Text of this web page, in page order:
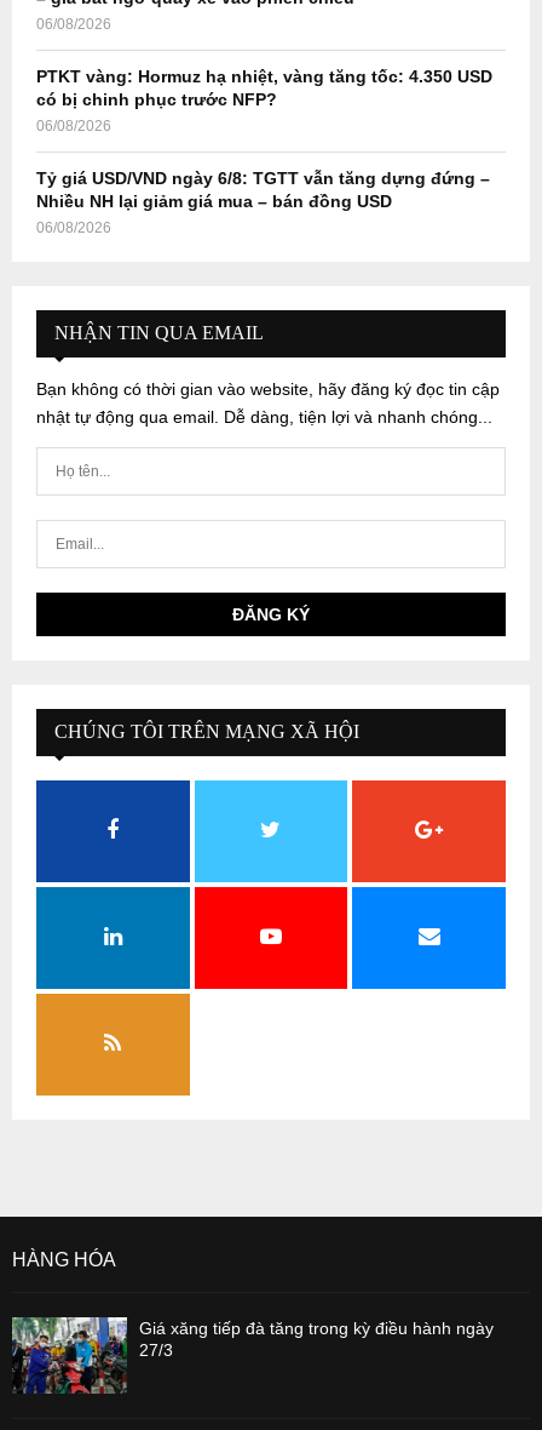
06/08/2026
PTKT vàng: Hormuz hạ nhiệt, vàng tăng tốc: 4.350 USD
có bị chinh phục trước NFP?
06/08/2026
Tỷ giá USD/VND ngày 6/8: TGTT vẫn tăng dựng đứng –
Nhiều NH lại giảm giá mua – bán đồng USD
06/08/2026
NHẬN TIN QUA EMAIL
Bạn không có thời gian vào website, hãy đăng ký đọc tin cập
nhật tự động qua email. Dễ dàng, tiện lợi và nhanh chóng...
CHÚNG TÔI TRÊN MẠNG XÃ HỘI
HÀNG HÓA
Giá xăng tiếp đà tăng trong kỳ điều hành ngày
27/3